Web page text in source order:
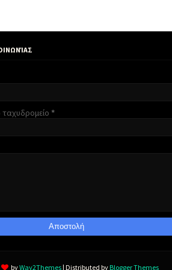
ταχυδρομείο *
byWay2Themes | Distributed by Blogger Themes